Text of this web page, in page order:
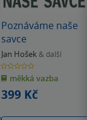
Poznáváme naše
savce
Jan Hošek & další
0.0
z
5
hvězdiček
měkká vazba
399 Kč